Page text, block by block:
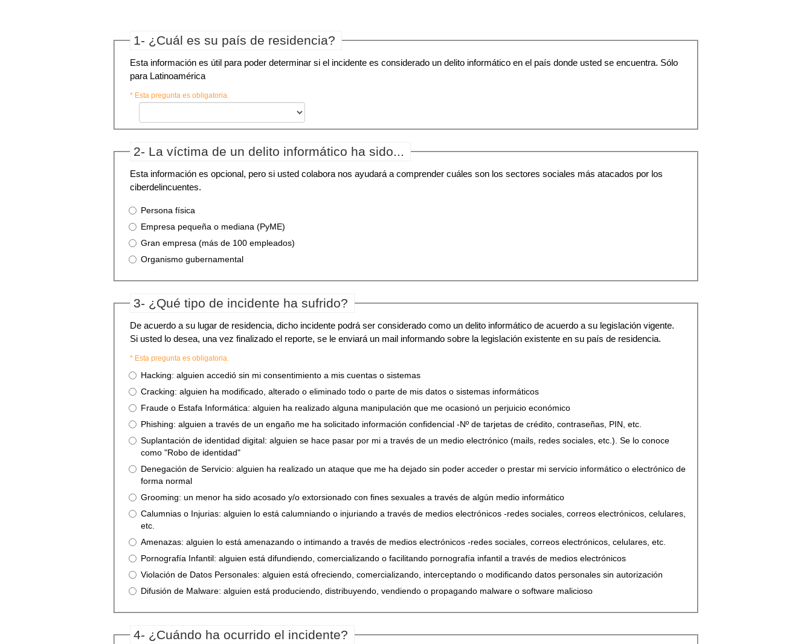
1- ¿Cuál es su país de residencia?
Esta información es útil para poder determinar si el incidente es considerado un delito informático en el país donde usted se encuentra. Sólo
para Latinoamérica
* Esta pregunta es obligatoria.
2- La víctima de un delito informático ha sido...
Esta información es opcional, pero si usted colabora nos ayudará a comprender cuáles son los sectores sociales más atacados por los
ciberdelincuentes.
Persona física
Empresa pequeña o mediana (PyME)
Gran empresa (más de 100 empleados)
Organismo gubernamental
3- ¿Qué tipo de incidente ha sufrido?
De acuerdo a su lugar de residencia, dicho incidente podrá ser considerado como un delito informático de acuerdo a su legislación vigente.
Si usted lo desea, una vez finalizado el reporte, se le enviará un mail informando sobre la legislación existente en su país de residencia.
* Esta pregunta es obligatoria.
Hacking: alguien accedió sin mi consentimiento a mis cuentas o sistemas
Cracking: alguien ha modificado, alterado o eliminado todo o parte de mis datos o sistemas informáticos
Fraude o Estafa Informática: alguien ha realizado alguna manipulación que me ocasionó un perjuicio económico
Phishing: alguien a través de un engaño me ha solicitado información confidencial -Nº de tarjetas de crédito, contraseñas, PIN, etc.
Suplantación de identidad digital: alguien se hace pasar por mi a través de un medio electrónico (mails, redes sociales, etc.). Se lo conoce
como "Robo de identidad"
Denegación de Servicio: alguien ha realizado un ataque que me ha dejado sin poder acceder o prestar mi servicio informático o electrónico de
forma normal
Grooming: un menor ha sido acosado y/o extorsionado con fines sexuales a través de algún medio informático
Calumnias o Injurias: alguien lo está calumniando o injuriando a través de medios electrónicos -redes sociales, correos electrónicos, celulares,
etc.
Amenazas: alguien lo está amenazando o intimando a través de medios electrónicos -redes sociales, correos electrónicos, celulares, etc.
Pornografía Infantil: alguien está difundiendo, comercializando o facilitando pornografía infantil a través de medios electrónicos
Violación de Datos Personales: alguien está ofreciendo, comercializando, interceptando o modificando datos personales sin autorización
Difusión de Malware: alguien está produciendo, distribuyendo, vendiendo o propagando malware o software malicioso
4- ¿Cuándo ha ocurrido el incidente?